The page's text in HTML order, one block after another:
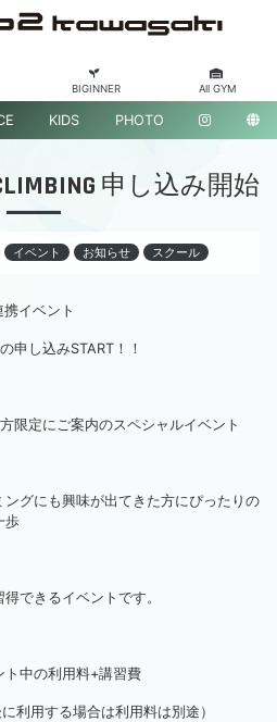
BIGINNER All GYM
KIDS PHOTO
CLIMBING 申し込み開始
イベント お知らせ スクール
イベント
申し込みSTART！！
限定にご案内のスペシャルイベント
グにも興味が出てきた方にぴったりの
歩
できるイベントです。
ト中の利用料+講習費
利用する場合は利用料は別途）